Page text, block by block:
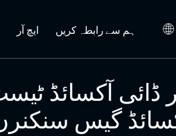
ایچ آر ہم سے رابطہ کریں
ڈائی آکسائڈ
گیس